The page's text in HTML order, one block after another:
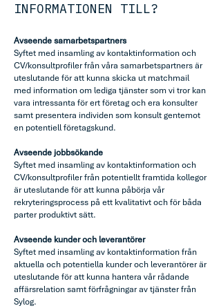
INFORMATIONEN TILL?
Avseende samarbetspartners
Syftet med insamling av kontaktinformation och
CV/konsultprofiler från våra samarbetspartners är
uteslutande för att kunna skicka ut matchmail
med information om lediga tjänster som vi tror kan
vara intressanta för ert företag och era konsulter
samt presentera individen som konsult gentemot
en potentiell företagskund.
Avseende jobbsökande
Syftet med insamling av kontaktinformation och
CV/konsultprofiler från potentiellt framtida kollegor
är uteslutande för att kunna påbörja vår
rekryteringsprocess på ett kvalitativt och för båda
parter produktivt sätt.
Avseende kunder och leverantörer
Syftet med insamling av kontaktinformation från
aktuella och potentiella kunder och leverantörer är
uteslutande för att kunna hantera vår rådande
affärsrelation samt förfrågningar av tjänster från
Sylog.